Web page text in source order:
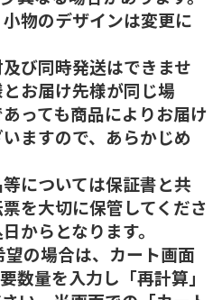
物のデザインは変更に
び同時発送はできませ
お届け先様が同じ場
っても商品によりお届け
ますので、あらかじめ
については保証書と共
を大切に保管してくださ
からとなります。
の場合は、カート画面
数量を入力し「再計算」